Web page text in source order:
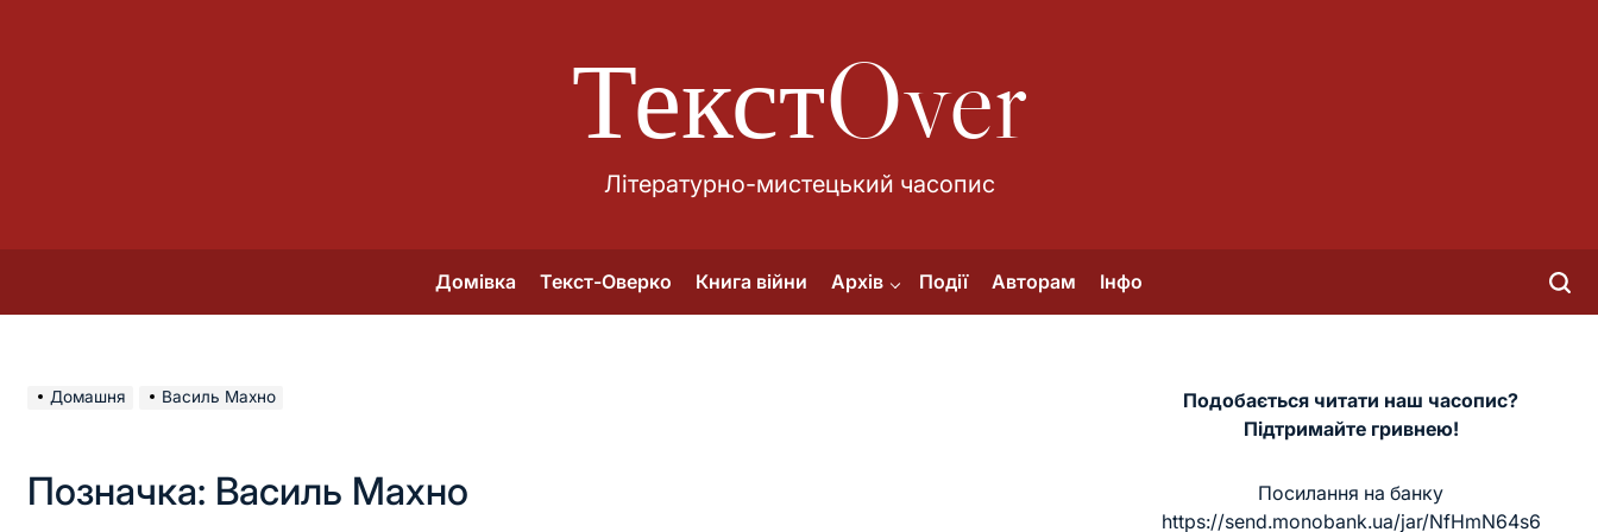
ТекстOver
Літературно-мистецький часопис
Домівка Текст-Оверко Книга війни Архів Події Авторам Інфо
Домашня Василь Махно
Позначка: Василь Махно
Подобається читати наш часопис?
Підтримайте гривнею!
Посилання на банку
https://send.monobank.ua/jar/NfHmN64s6